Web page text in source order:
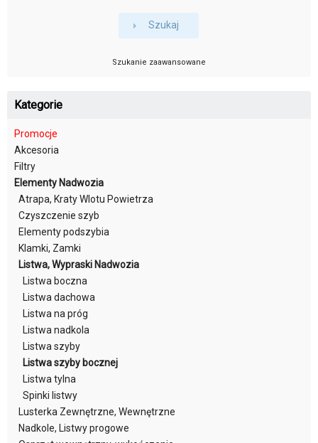
Szukaj
Szukanie zaawansowane
Kategorie
Promocje
Akcesoria
Filtry
Elementy Nadwozia
Atrapa, Kraty Wlotu Powietrza
Czyszczenie szyb
Elementy podszybia
Klamki, Zamki
Listwa, Wypraski Nadwozia
Listwa boczna
Listwa dachowa
Listwa na próg
Listwa nadkola
Listwa szyby
Listwa szyby bocznej
Listwa tylna
Spinki listwy
Lusterka Zewnętrzne, Wewnętrzne
Nadkole, Listwy progowe